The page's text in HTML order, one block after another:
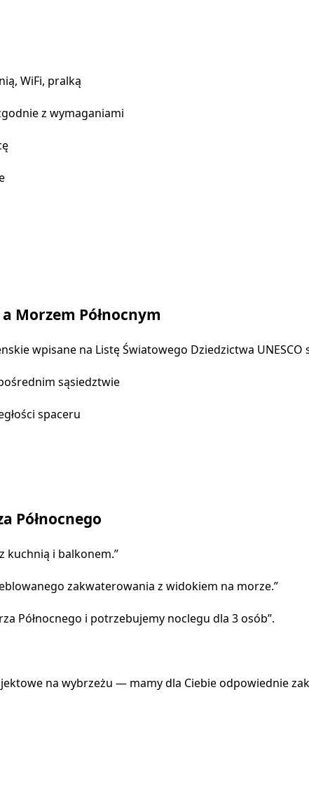
WiFi, pralką
z wymaganiami
Morzem Północnym
wpisane na Listę Światowego Dziedzictwa
sąsiedztwie
spaceru
Północnego
kuchnią i balkonem.”
zakwaterowania z widokiem na morze.”
Północnego i potrzebujemy noclegu dla 3 osób”.
na wybrzeżu — mamy dla Ciebie odpowiednie